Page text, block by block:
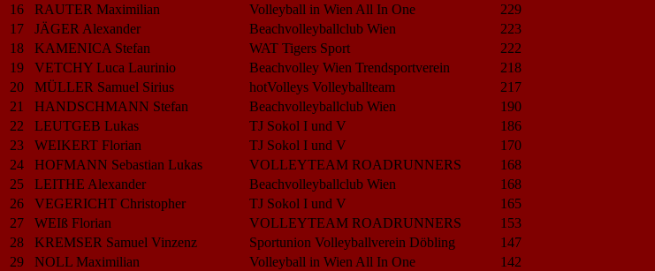
16
RAUTER Maximilian Volleyball in Wien All In One
229
17
JÄGER Alexander Beachvolleyballclub Wien
223
18
KAMENICA Stefan WAT Tigers Sport
222
19
VETCHY Luca Laurinio Beachvolley Wien Trendsportverein
218
20
MÜLLER Samuel Sirius hotVolleys Volleyballteam
217
21
HANDSCHMANN Stefan Beachvolleyballclub Wien
190
22
LEUTGEB Lukas TJ Sokol I und V
186
23
WEIKERT Florian TJ Sokol I und V
170
24
HOFMANN Sebastian Lukas VOLLEYTEAM ROADRUNNERS
168
25
LEITHE Alexander Beachvolleyballclub Wien
168
26
VEGERICHT Christopher TJ Sokol I und V
165
27
WEIß Florian VOLLEYTEAM ROADRUNNERS
153
28
KREMSER Samuel Vinzenz Sportunion Volleyballverein Döbling
147
29
NOLL Maximilian Volleyball in Wien All In One 142